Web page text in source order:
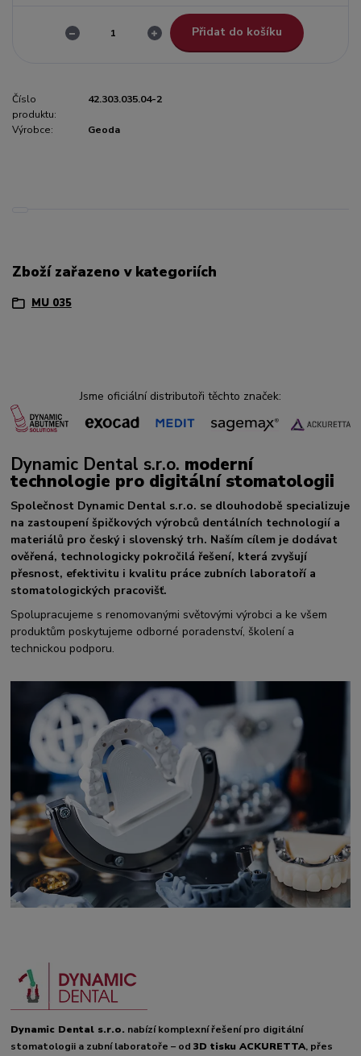
Přidat do košíku
Číslo
produktu:
42.303.035.04-2
Výrobce: Geoda
Zboží zařazeno v kategoriích
MU 035
Jsme oficiální distributoři těchto značek:
Dynamic Dental s.r.o. moderní
technologie pro digitální stomatologii
Společnost Dynamic Dental s.r.o. se dlouhodobě specializuje
na zastoupení špičkových výrobců dentálních technologií a
materiálů pro český i slovenský trh. Naším cílem je dodávat
ověřená, technologicky pokročilá řešení, která zvyšují
přesnost, efektivitu i kvalitu práce zubních laboratoří a
stomatologických pracovišť.
Spolupracujeme s renomovanými světovými výrobci a ke všem
produktům poskytujeme odborné poradenství, školení a
technickou podporu.
Dynamic Dental s.r.o. nabízí komplexní řešení pro digitální
stomatologii a zubní laboratoře – od3D tisku ACKURETTA, přes